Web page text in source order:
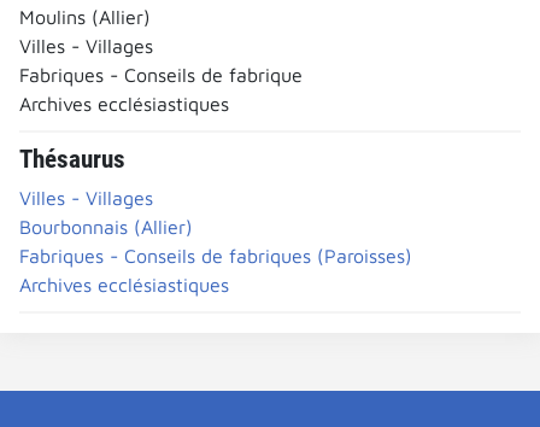
Moulins (Allier)
Villes - Villages
Fabriques - Conseils de fabrique
Archives ecclésiastiques
Thésaurus
Villes - Villages
Bourbonnais (Allier)
Fabriques - Conseils de fabriques (Paroisses)
Archives ecclésiastiques